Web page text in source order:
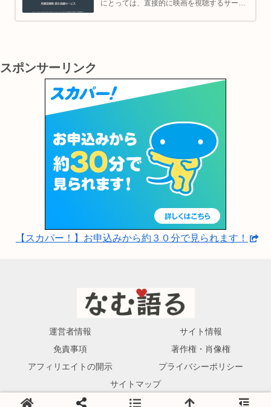
にとっては、直接的に映画を視聴するサービ
理解し、楽しむための間接的なツールとして
スポンサーリンク
【スカパー！】お申込みから約３０分で見られます！
運営者情報
サイト情報
免責事項
著作権・肖像権
アフィリエイトの開示
プライバシーポリシー
サイトマップ